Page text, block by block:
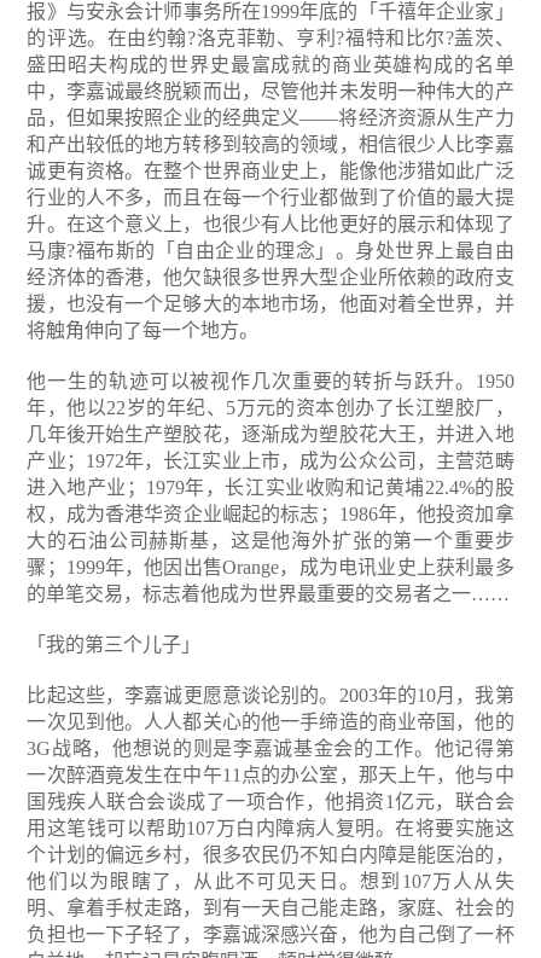
报》与安永会计师事务所在1999年底的「千禧年企业家」
的评选。在由约翰?洛克菲勒、亨利?福特和比尔?盖茨、
盛田昭夫构成的世界史最富成就的商业英雄构成的名单
中，李嘉诚最终脱颖而出，尽管他并未发明一种伟大的产
品，但如果按照企业的经典定义——将经济资源从生产力
和产出较低的地方转移到较高的领域，相信很少人比李嘉
诚更有资格。在整个世界商业史上，能像他涉猎如此广泛
行业的人不多，而且在每一个行业都做到了价值的最大提
升。在这个意义上，也很少有人比他更好的展示和体现了
马康?福布斯的「自由企业的理念」。身处世界上最自由
经济体的香港，他欠缺很多世界大型企业所依赖的政府支
援，也没有一个足够大的本地市场，他面对着全世界，并
将触角伸向了每一个地方。
他一生的轨迹可以被视作几次重要的转折与跃升。1950
年，他以22岁的年纪、5万元的资本创办了长江塑胶厂，
几年後开始生产塑胶花，逐渐成为塑胶花大王，并进入地
产业；1972年，长江实业上市，成为公众公司，主营范畴
进入地产业；1979年，长江实业收购和记黄埔22.4%的股
权，成为香港华资企业崛起的标志；1986年，他投资加拿
大的石油公司赫斯基，这是他海外扩张的第一个重要步
骤；1999年，他因出售Orange，成为电讯业史上获利最多
的单笔交易，标志着他成为世界最重要的交易者之一……
「我的第三个儿子」
比起这些，李嘉诚更愿意谈论别的。2003年的10月，我第
一次见到他。人人都关心的他一手缔造的商业帝国，他的
3G战略，他想说的则是李嘉诚基金会的工作。他记得第
一次醉酒竟发生在中午11点的办公室，那天上午，他与中
国残疾人联合会谈成了一项合作，他捐资1亿元，联合会
用这笔钱可以帮助107万白内障病人复明。在将要实施这
个计划的偏远乡村，很多农民仍不知白内障是能医治的，
他们以为眼瞎了，从此不可见天日。想到107万人从失
明、拿着手杖走路，到有一天自己能走路，家庭、社会的
负担也一下子轻了，李嘉诚深感兴奋，他为自己倒了一杯